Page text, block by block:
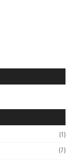
(1)
(7)